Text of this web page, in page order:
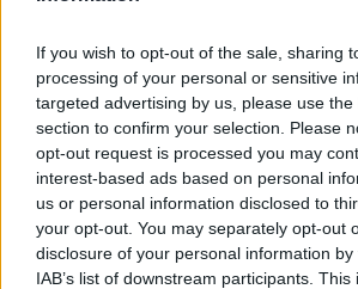
If you wish to opt-out of the sale, sharing
processing of your personal or sensitive
targeted advertising by us, please use
section to confirm your selection. Please
opt-out request is processed you may
interest-based ads based on personal
us or personal information disclosed to
your opt-out. You may separately opt-out
disclosure of your personal information
IAB’s list of downstream participants.
ARTÍCULO ANTERIOR
ARTÍCULO SIGUIENTE
Más leídos
CULTURA